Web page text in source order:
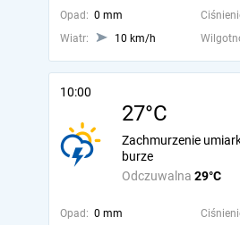
Opad: 0 mm
Wiatr:
10 km/h
10:00
27°C
Odczuwalna 29°C
Zachmurzenie
burze
Opad: 0 mm